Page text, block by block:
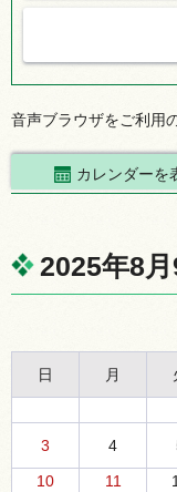
音声ブラウザをご利用
カレンダーを
2025年8
日 月
3
4
10
11